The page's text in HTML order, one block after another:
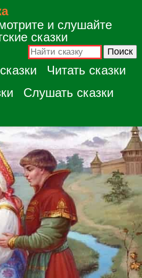
и слушайте
сказки
Читать сказки
Слушать сказки